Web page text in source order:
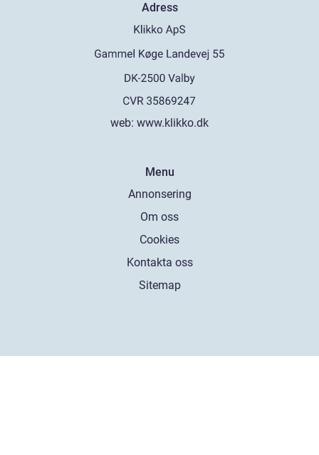
Adress
web: www.klikko.dk
Menu
Annonsering
Om oss
Cookies
Kontakta oss
Sitemap